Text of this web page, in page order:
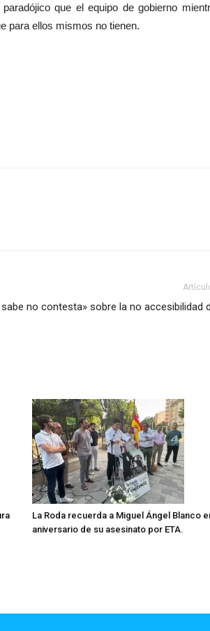
que el equipo de gobierno
para ellos mismos no tienen.
no contesta» sobre la no accesibilidad
La Roda recuerda a Miguel Ángel Blanco
aniversario de su asesinato por ETA.